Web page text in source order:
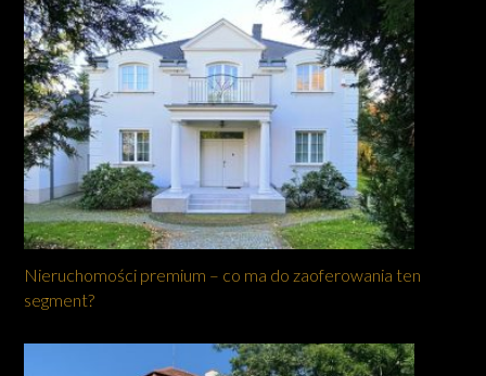
Nieruchomości premium – co ma do zaoferowania ten
segment?